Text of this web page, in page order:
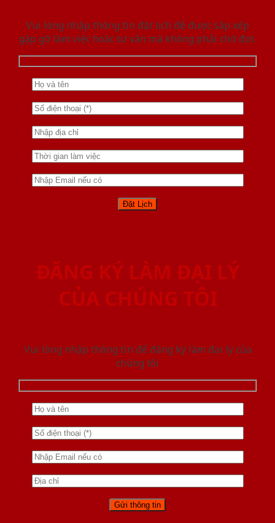
Vui lòng nhập thông tin đặt lịch để được sắp xếp
gặp gỡ làm việc hoăc tư vấn mà không phải chờ đợi.
ĐĂNG KÝ LÀM ĐẠI LÝ
CỦA CHÚNG TÔI
Vui lòng nhập thông tin để đăng ký làm đại lý của
chúng tôi